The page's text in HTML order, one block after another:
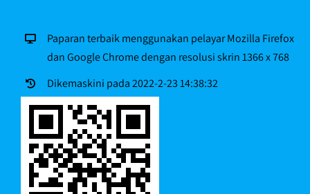
Paparan terbaik menggunakan pelayar Mozilla Firefox
dan Google Chrome dengan resolusi skrin 1366 x 768
Dikemaskini pada 2022-2-23 14:38:32